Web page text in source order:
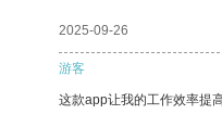
2025-09-26
游客
这款app让我的工作效率提